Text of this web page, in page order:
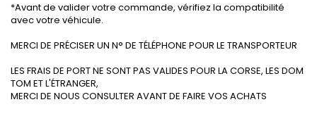
*Avant de valider votre commande, vérifiez la compatibilité
avec votre véhicule.
MERCI DE PRÉCISER UN N° DE TÉLÉPHONE POUR LE TRANSPORTEUR
LES FRAIS DE PORT NE SONT PAS VALIDES POUR LA CORSE, LES DOM
TOM ET L'ÉTRANGER,
MERCI DE NOUS CONSULTER AVANT DE FAIRE VOS ACHATS